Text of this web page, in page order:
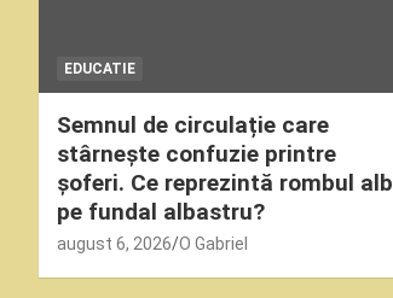
EDUCATIE
Semnul de circulație care
stârnește confuzie printre
șoferi. Ce reprezintă rombul alb
pe fundal albastru?
august 6, 2026 O Gabriel